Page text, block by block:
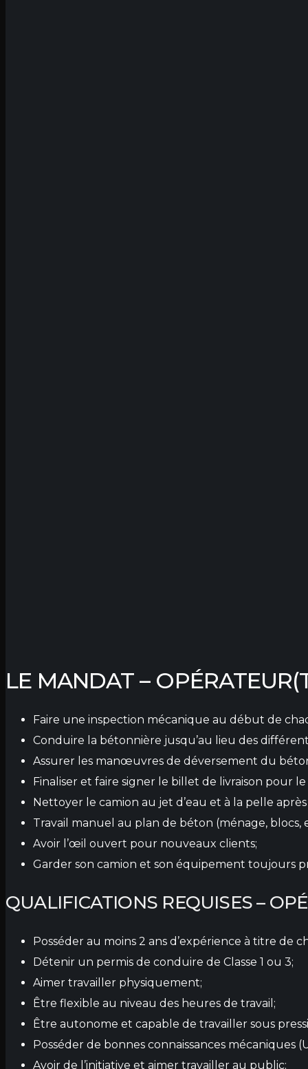
LE MANDAT –
Faire une inspection mécanique au début de
Conduire la bétonnière jusqu’au lieu des
Assurer les manœuvres de déversement du
Finaliser et faire signer le billet de livraison pour
Nettoyer le camion au jet d’eau et à la pelle
Travail manuel au plan de béton (ménage, blocs,
Avoir l’œil ouvert pour nouveaux clients;
Garder son camion et son équipement toujours
QUALIFICATIONS REQUISES –
Posséder au moins 2 ans d’expérience à titre de
Détenir un permis de conduire de Classe 1 ou 3;
Aimer travailler physiquement;
Être flexible au niveau des heures de travail;
Être autonome et capable de travailler sous
Posséder de bonnes connaissances mécaniques
Avoir de l’initiative et aimer travailler au public;